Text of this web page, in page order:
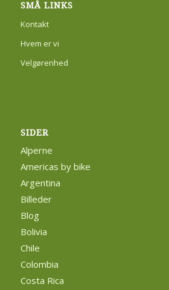
SMÅ LINKS
Kontakt
Hvem er vi
Velgørenhed
SIDER
Alperne
Americas by bike
Argentina
Billeder
Blog
Bolivia
Chile
Colombia
Costa Rica